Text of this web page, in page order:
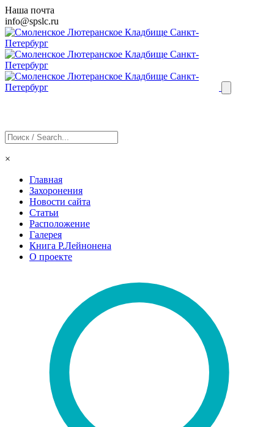
Наша почта
info@spslc.ru
×
Главная
Захоронения
Новости сайта
Статьи
Расположение
Галерея
Книга Р.Лейнонена
О проекте